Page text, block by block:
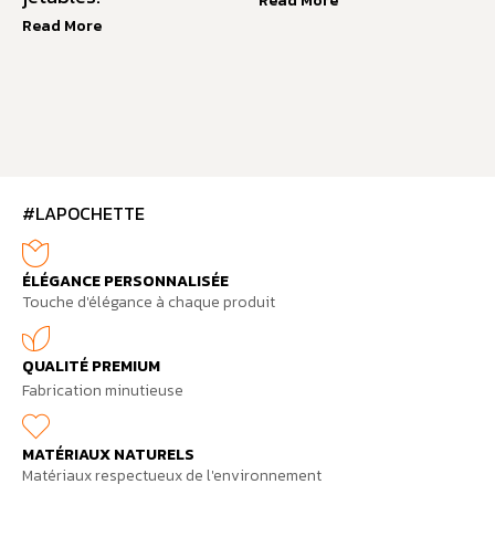
Read More
#LAPOCHETTE
ÉLÉGANCE PERSONNALISÉE
Touche d'élégance à chaque produit
QUALITÉ PREMIUM
Fabrication minutieuse
MATÉRIAUX NATURELS
Matériaux respectueux de l'environnement